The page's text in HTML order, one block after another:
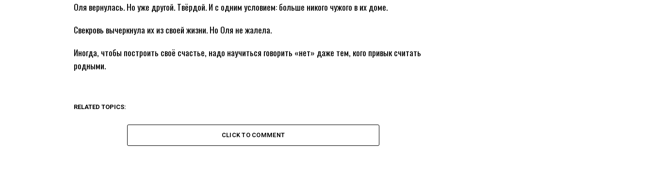
Оля вернулась. Но уже другой. Твёрдой. И с одним условием: больше никого чужого в их доме.
Свекровь вычеркнула их из своей жизни. Но Оля не жалела.
Иногда, чтобы построить своё счастье, надо научиться говорить «нет» даже тем, кого привык считать
родными.
RELATED TOPICS:
CLICK TO COMMENT